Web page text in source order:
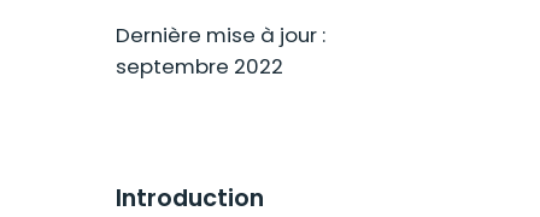
Dernière mise à jour :
septembre 2022
Introduction